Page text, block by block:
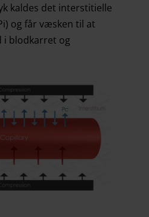
kaldes det interstitielle
og får væsken til at
i blodkarret og